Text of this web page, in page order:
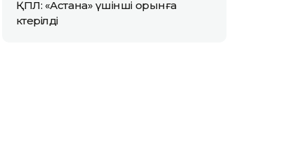
ҚПЛ: «Астана» үшінші орынға
көтерілді